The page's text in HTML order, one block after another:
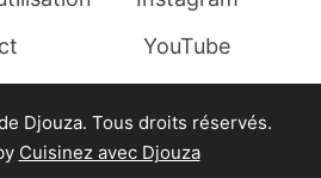
YouTube
Djouza. Tous droits réservés.
Cuisinez avec Djouza